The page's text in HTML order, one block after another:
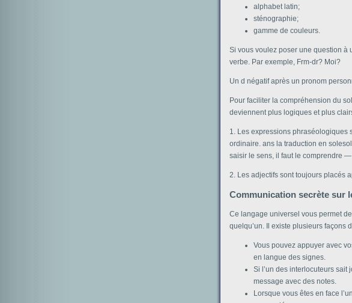
alphabet latin;
sténographie;
gamme de couleurs.
Si vous voulez poser une question à
verbe. Par exemple, Frm-dr? Moi?
Un d négatif après un pronom
Pour faciliter la compréhension du
deviennent plus logiques et plus
1. Les expressions phraséologiques
ordinaire. ans la traduction en
saisir le sens, il faut le comprendre —
2. Les adjectifs sont toujours placés
Communication secrète sur
Ce langage universel vous permet
quelqu’un. Il existe plusieurs façons
Vous pouvez appuyer avec
en langue des signes.
Si l’un des interlocuteurs sait
message avec des notes.
Lorsque vous êtes en face